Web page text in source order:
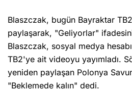
Blaszczak, bugün Bayraktar
paylaşarak, "Geliyorlar"
Blaszczak, sosyal medya
TB2'ye ait videoyu yayımladı.
yeniden paylaşan Polonya
"Beklemede kalın" dedi.